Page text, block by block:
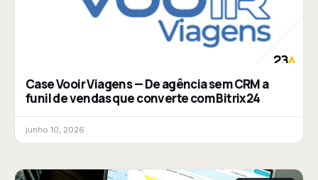
Case Vooir Viagens — De agência sem CRM a
funil de vendas que converte com Bitrix24
junho 10, 2026